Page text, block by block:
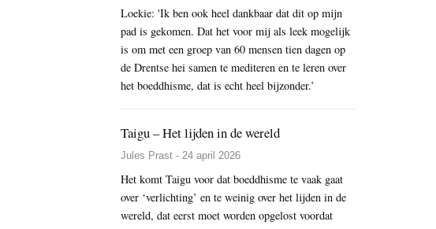
Loekie: 'Ik ben ook heel dankbaar dat dit op mijn
pad is gekomen. Dat het voor mij als leek mogelijk
is om met een groep van 60 mensen tien dagen op
de Drentse hei samen te mediteren en te leren over
het boeddhisme, dat is echt heel bijzonder.’
Taigu – Het lijden in de wereld
Jules Prast - 24 april 2026
Het komt Taigu voor dat boeddhisme te vaak gaat
over ‘verlichting’ en te weinig over het lijden in de
wereld, dat eerst moet worden opgelost voordat